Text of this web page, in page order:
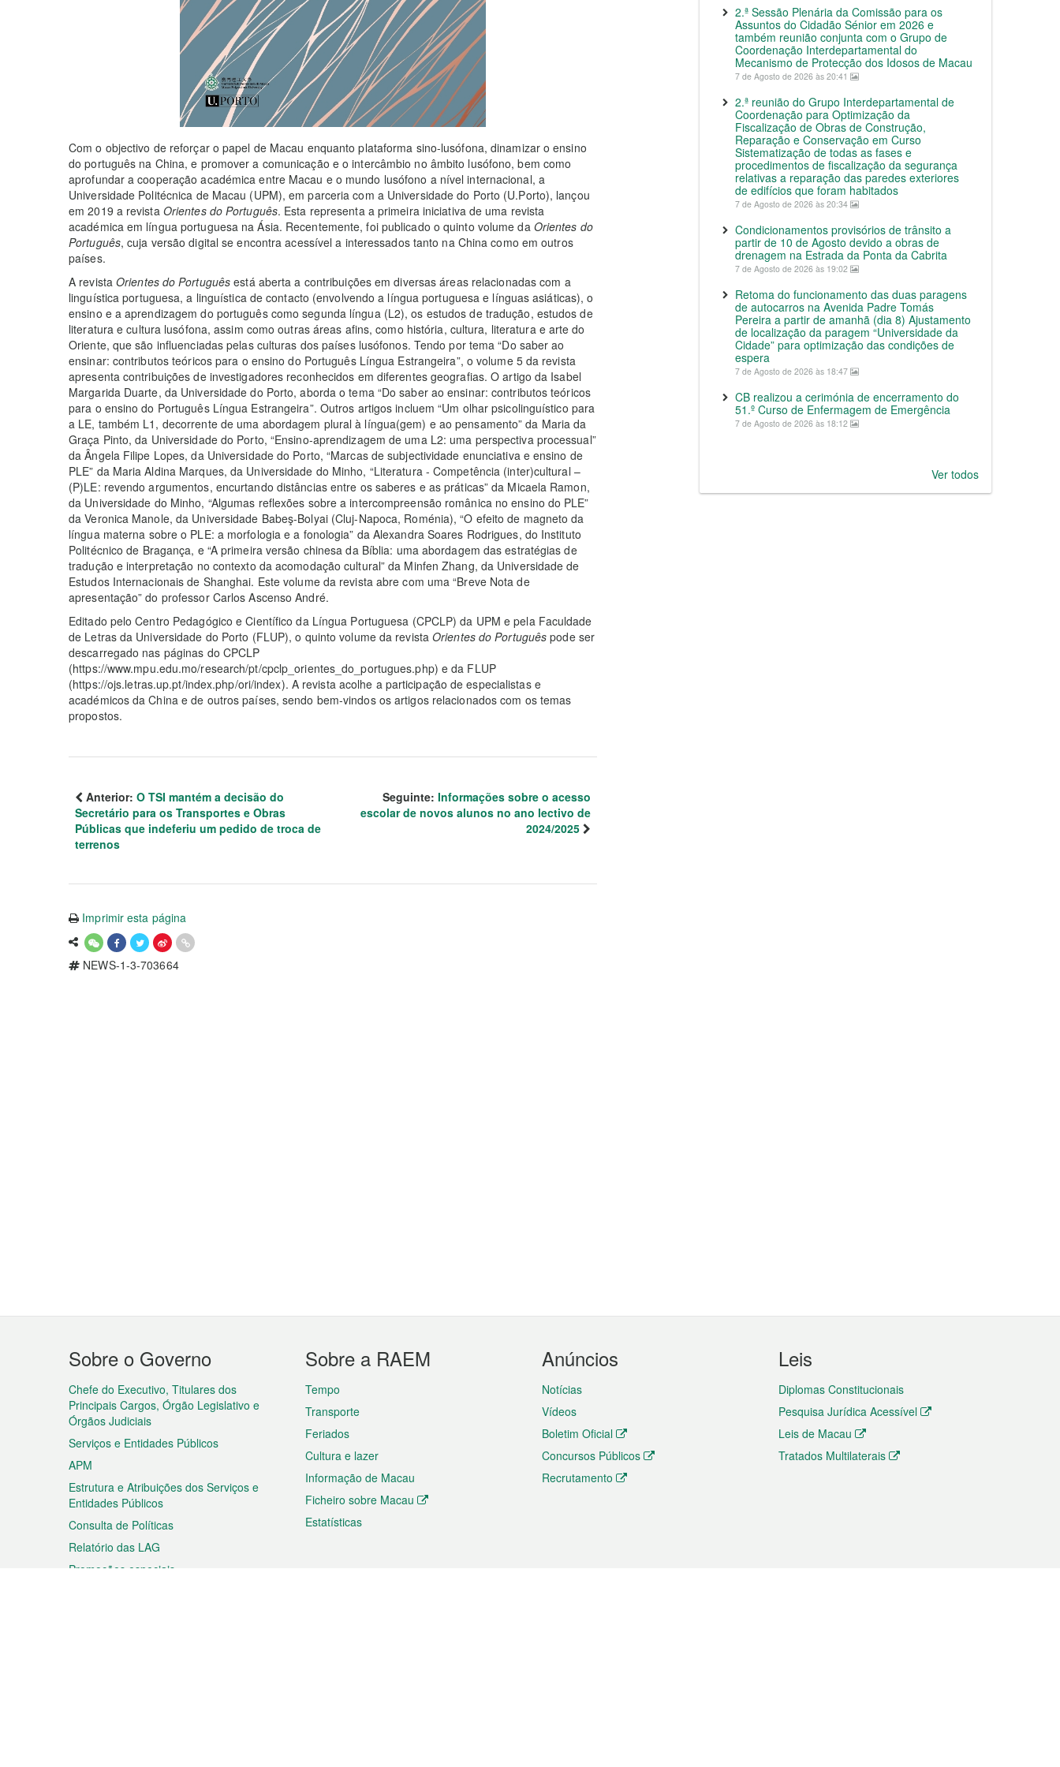
Com o objectivo de reforçar o papel de Macau enquanto plataforma sino-lusófona, dinamizar o ensino
do português na China, e promover a comunicação e o intercâmbio no âmbito lusófono, bem como
aprofundar a cooperação académica entre Macau e o mundo lusófono a nível internacional, a
Universidade Politécnica de Macau (UPM), em parceria com a Universidade do Porto (U.Porto), lançou
em 2019 a revista Orientes do Português. Esta representa a primeira iniciativa de uma revista
académica em língua portuguesa na Ásia. Recentemente, foi publicado o quinto volume da Orientes do
Português, cuja versão digital se encontra acessível a interessados tanto na China como em outros
países.
A revista Orientes do Português está aberta a contribuições em diversas áreas relacionadas com a
linguística portuguesa, a linguística de contacto (envolvendo a língua portuguesa e línguas asiáticas), o
ensino e a aprendizagem do português como segunda língua (L2), os estudos de tradução, estudos de
literatura e cultura lusófona, assim como outras áreas afins, como história, cultura, literatura e arte do
Oriente, que são influenciadas pelas culturas dos países lusófonos. Tendo por tema “Do saber ao
ensinar: contributos teóricos para o ensino do Português Língua Estrangeira”, o volume 5 da revista
apresenta contribuições de investigadores reconhecidos em diferentes geografias. O artigo da Isabel
Margarida Duarte, da Universidade do Porto, aborda o tema “Do saber ao ensinar: contributos teóricos
para o ensino do Português Língua Estrangeira”. Outros artigos incluem “Um olhar psicolinguístico para
a LE, também L1, decorrente de uma abordagem plural à língua(gem) e ao pensamento” da Maria da
Graça Pinto, da Universidade do Porto, “Ensino-aprendizagem de uma L2: uma perspectiva processual”
da Ângela Filipe Lopes, da Universidade do Porto, “Marcas de subjectividade enunciativa e ensino de
PLE” da Maria Aldina Marques, da Universidade do Minho, “Literatura - Competência (inter)cultural –
(P)LE: revendo argumentos, encurtando distâncias entre os saberes e as práticas” da Micaela Ramon,
da Universidade do Minho, “Algumas reflexões sobre a intercompreensão românica no ensino do PLE”
da Veronica Manole, da Universidade Babeş-Bolyai (Cluj-Napoca, Roménia), “O efeito de magneto da
língua materna sobre o PLE: a morfologia e a fonologia” da Alexandra Soares Rodrigues, do Instituto
Politécnico de Bragança, e “A primeira versão chinesa da Bíblia: uma abordagem das estratégias de
tradução e interpretação no contexto da acomodação cultural” da Minfen Zhang, da Universidade de
Estudos Internacionais de Shanghai. Este volume da revista abre com uma “Breve Nota de
apresentação” do professor Carlos Ascenso André.
Editado pelo Centro Pedagógico e Científico da Língua Portuguesa (CPCLP) da UPM e pela Faculdade
de Letras da Universidade do Porto (FLUP), o quinto volume da revistaOrientes do Português pode ser
descarregado nas páginas do CPCLP
(https://www.mpu.edu.mo/research/pt/cpclp_orientes_do_portugues.php) e da FLUP
(https://ojs.letras.up.pt/index.php/ori/index). A revista acolhe a participação de especialistas e
académicos da China e de outros países, sendo bem-vindos os artigos relacionados com os temas
propostos.
Anterior: O TSI mantém a decisão do
Secretário para os Transportes e Obras
Públicas que indeferiu um pedido de troca de
terrenos
Seguinte: Informações sobre o acesso
escolar de novos alunos no ano lectivo de
2024/2025
Imprimir esta página
NEWS-1-3-703664
2.ª Sessão Plenária da Comissão para os
Assuntos do Cidadão Sénior em 2026 e
também reunião conjunta com o Grupo de
Coordenação Interdepartamental do
Mecanismo de Protecção dos Idosos de Macau
7 de Agosto de 2026 às 20:41
2.ª reunião do Grupo Interdepartamental de
Coordenação para Optimização da
Fiscalização de Obras de Construção,
Reparação e Conservação em Curso
Sistematização de todas as fases e
procedimentos de fiscalização da segurança
relativas a reparação das paredes exteriores
de edifícios que foram habitados
7 de Agosto de 2026 às 20:34
Condicionamentos provisórios de trânsito a
partir de 10 de Agosto devido a obras de
drenagem na Estrada da Ponta da Cabrita
7 de Agosto de 2026 às 19:02
Retoma do funcionamento das duas paragens
de autocarros na Avenida Padre Tomás
Pereira a partir de amanhã (dia 8) Ajustamento
de localização da paragem “Universidade da
Cidade” para optimização das condições de
espera
7 de Agosto de 2026 às 18:47
CB realizou a cerimónia de encerramento do
51.º Curso de Enfermagem de Emergência
7 de Agosto de 2026 às 18:12
Ver todos
Menu
do
rodapé
Sobre o Governo
Chefe do Executivo, Titulares dos
Principais Cargos, Órgão Legislativo e
Órgãos Judiciais
Serviços e Entidades Públicos
APM
Estrutura e Atribuições dos Serviços e
Entidades Públicos
Consulta de Políticas
Relatório das LAG
Promoções especiais
Sobre a RAEM
Tempo
Transporte
Feriados
Cultura e lazer
Informação de Macau
Ficheiro sobre Macau
Estatísticas
Anúncios
Notícias
Vídeos
Boletim Oficial
Concursos Públicos
Recrutamento
Leis
Diplomas Constitucionais
Pesquisa Jurídica Acessível
Leis de Macau
Tratados Multilaterais